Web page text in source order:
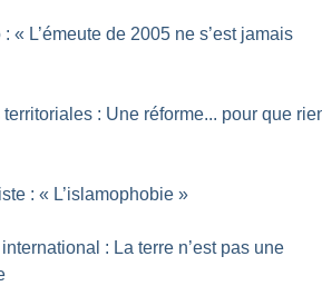
: « L’émeute de 2005 ne s’est jamais
: Une réforme... pour que
: « L’islamophobie »
: La terre n’est pas une